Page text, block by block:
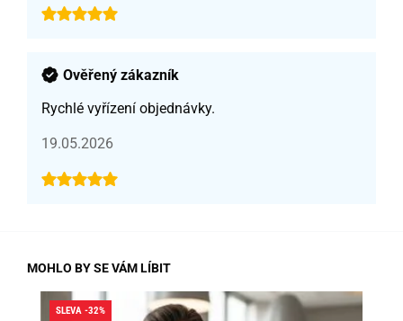
Ověřený zákazník
Rychlé vyřízení objednávky.
19.05.2026
MOHLO BY SE VÁM LÍBIT
SLEVA -32%